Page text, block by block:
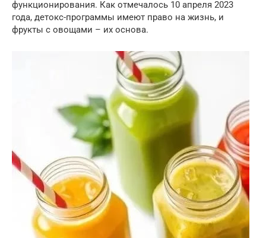
функционирования. Как отмечалось 10 апреля 2023
года, детокс-программы имеют право на жизнь, и
фрукты с овощами – их основа.